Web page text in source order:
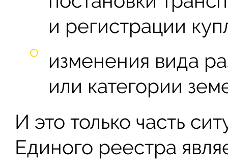
и регистрации
изменения вида
или категории
И это только часть
Единого реестра